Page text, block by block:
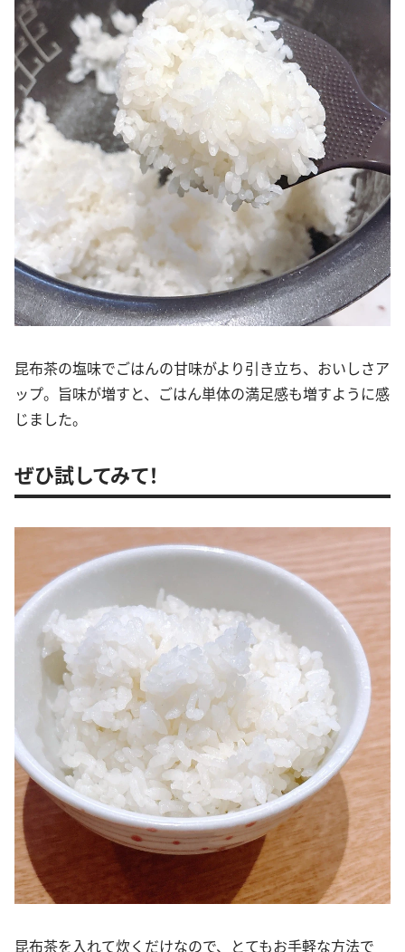
昆布茶の塩味でごはんの甘味がより引き立ち、おいしさア
ップ。旨味が増すと、ごはん単体の満足感も増すように感
じました。
ぜひ試してみて！
昆布茶を入れて炊くだけなので、とてもお手軽な方法で